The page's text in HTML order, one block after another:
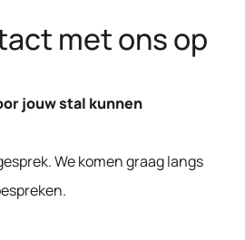
met ons op
jouw stal kunnen
We komen graag langs